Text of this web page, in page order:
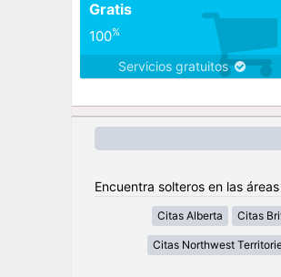
Gratis
100%
Servicios gratuitos
Encuentra solteros en las
Citas Alberta Citas
Citas Northwest